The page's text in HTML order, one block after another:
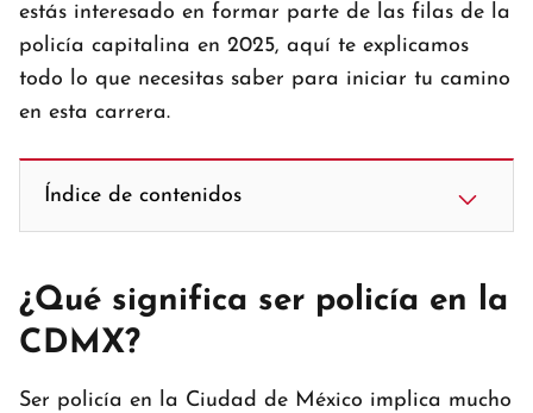
estás interesado en formar parte de las filas de la
policía capitalina en 2025, aquí te explicamos
todo lo que necesitas saber para iniciar tu camino
en esta carrera.
Índice de contenidos
¿Qué significa ser policía en la
CDMX?
Ser policía en la Ciudad de México implica mucho